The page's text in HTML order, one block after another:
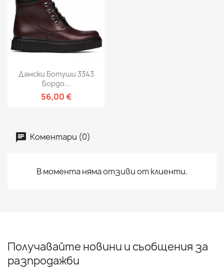
Дамски Ботуши 3343
Бордо...
56,00 €
Коментари (0)
В момента няма отзиви от клиенти.
Получавайте новини и съобщения за
разпродажби